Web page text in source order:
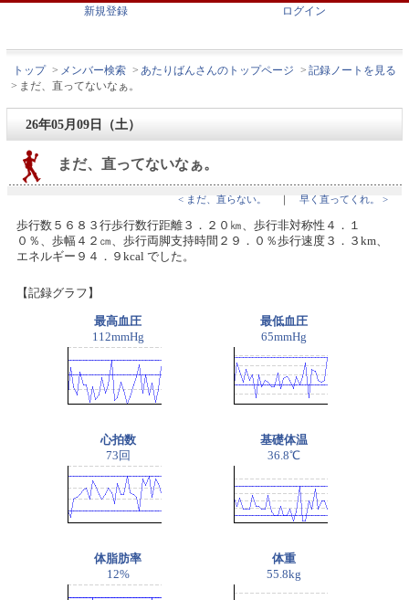
新規登録 ログイン
トップ > メンバー検索 > あたりばんさんのトップページ > 記録ノートを見る
> まだ、直ってないなぁ。
26年05月09日（土）
まだ、直ってないなぁ。
< まだ、直らない。 ｜ 早く直ってくれ。 >
歩行数５６８３行歩行数行距離３．２０㎞、歩行非対称性４．１
０％、歩幅４２㎝、歩行両脚支持時間２９．０％歩行速度３．３km、
エネルギー９４．９kcal でした。
【記録グラフ】
最高血圧
112mmHg
最低血圧
65mmHg
心拍数
73回
基礎体温
36.8℃
体脂肪率
12%
体重
55.8kg